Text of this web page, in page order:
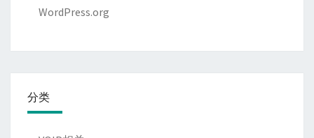
WordPress.org
分类